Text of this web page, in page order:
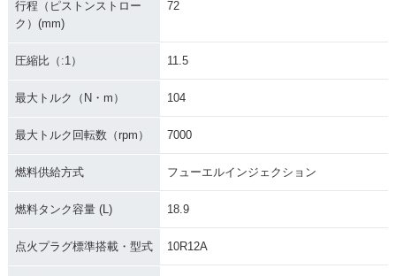
行程（ピストンストロー
ク）(mm)
72
圧縮比（:1） 11.5
最大トルク（N・m） 104
最大トルク回転数（rpm） 7000
燃料供給方式 フューエルインジェクション
燃料タンク容量 (L) 18.9
点火プラグ標準搭載・型式 10R12A